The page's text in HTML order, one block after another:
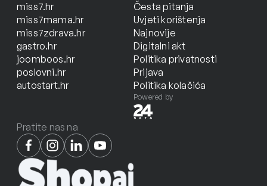
miss7.hr
miss7mama.hr
miss7zdrava.hr
gastro.hr
joomboos.hr
poslovni.hr
autostart.hr
Česta pitanja
Uvjeti korištenja
Najnovije
Digitalni akt
Politika privatnosti
Prijava
Politika kolačića
Powered by
Pratite nas na